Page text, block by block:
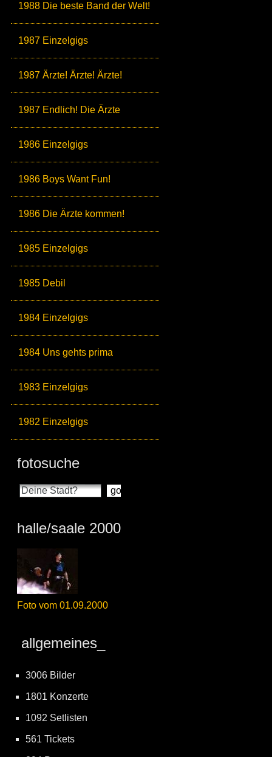
1988 Die beste Band der Welt!
1987 Einzelgigs
1987 Ärzte! Ärzte! Ärzte!
1987 Endlich! Die Ärzte
1986 Einzelgigs
1986 Boys Want Fun!
1986 Die Ärzte kommen!
1985 Einzelgigs
1985 Debil
1984 Einzelgigs
1984 Uns gehts prima
1983 Einzelgigs
1982 Einzelgigs
fotosuche
halle/saale 2000
Foto vom 01.09.2000
allgemeines_
3006 Bilder
1801 Konzerte
1092 Setlisten
561 Tickets